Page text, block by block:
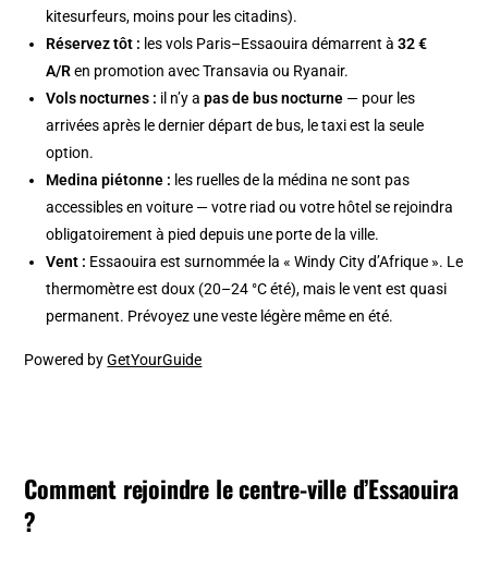
kitesurfeurs, moins pour les citadins).
Réservez tôt : les vols Paris–Essaouira démarrent à32 €
A/Ren promotion avec Transavia ou Ryanair.
Vols nocturnes : il n’y apas de bus nocturne — pour les
arrivées après le dernier départ de bus, le taxi est la seule
option.
Medina piétonne : les ruelles de la médina ne sont pas
accessibles en voiture — votre riad ou votre hôtel se rejoindra
obligatoirement à pied depuis une porte de la ville.
Vent : Essaouira est surnommée la « Windy City d’Afrique ». Le
thermomètre est doux (20–24 °C été), mais le vent est quasi
permanent. Prévoyez une veste légère même en été.
Powered byGetYourGuide
Comment rejoindre le centre-ville d’Essaouira
?